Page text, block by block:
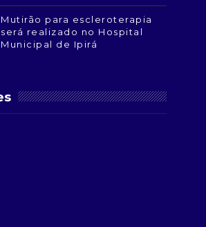
Mutirão para escleroterapia
será realizado no Hospital
Municipal de Ipirá